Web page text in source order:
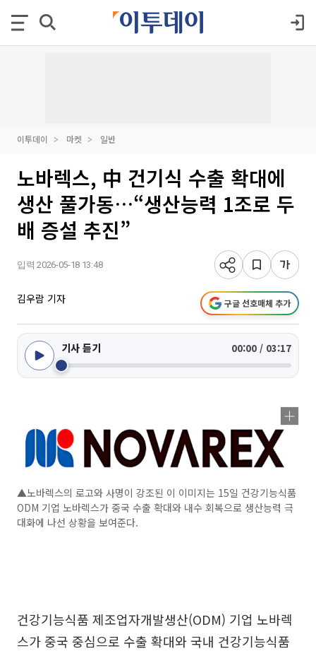
이투데이 마켓 일반
노바렉스, 中 건기식 수출 확대에
생산 풀가동…“생산능력 1조로 두
배 증설 추진”
입력 2026-05-18 13:48
김우람 기자 구글 선호매체 추가
기사 듣기 00:00 / 03:17
▲노바렉스의 로고와 사명이 강조된 이 이미지는 15일 건강기능식품
ODM 기업 노바렉스가 중국 수출 확대와 내수 회복으로 생산능력 극
대화에 나선 상황을 보여준다.
건강기능식품 제조업자개발생산(ODM) 기업 노바렉
스가 중국 중심으로 수출 확대와 국내 건강기능식품